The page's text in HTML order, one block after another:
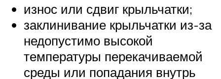
износ или сдвиг крыльчатки;
заклинивание крыльчатки из-за
недопустимо высокой
температуры перекачиваемой
среды или попадания внутрь